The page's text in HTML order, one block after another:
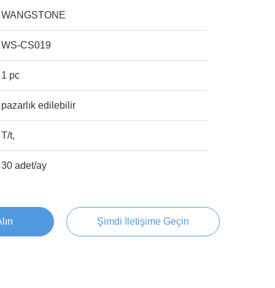
WANGSTONE
WS-CS019
1 pc
pazarlık edilebilir
T/t,
30 adet/ay
Şimdi Iletişime Geçin